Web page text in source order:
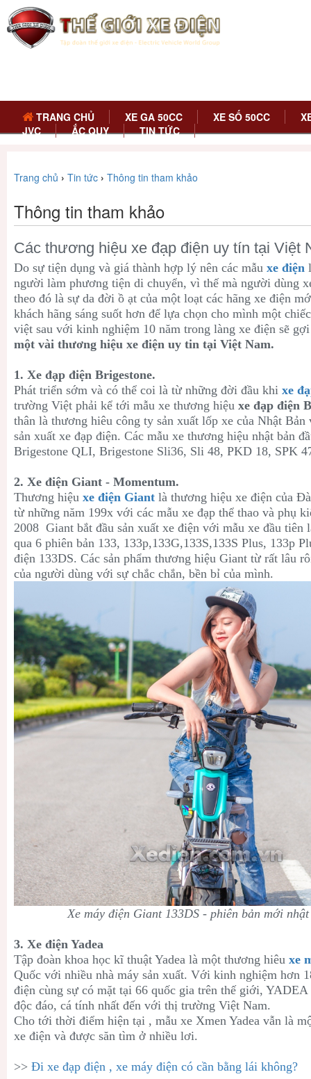
TRANG CHỦ XE GA 50CC XE SỐ 50CC
JVC
ẮC QUY TIN TỨC
Trang chủ › Tin tức › Thông tin tham khảo
Thông tin tham khảo
Các thương hiệu xe đạp điện uy tín tại Việt
Do sự tiện dụng và giá thành hợp lý nên các mẫu xe điện
người làm phương tiện di chuyển, vì thế mà người dùng
theo đó là sự da đời ồ ạt của một loạt các hãng xe điện
khách hãng sáng suốt hơn để lựa chọn cho mình một
việt sau với kinh nghiệm 10 năm trong làng xe điện sẽ
một vài thương hiệu xe điện uy tin tại Việt Nam.
1. Xe đạp điện Brigestone.
Phát triển sớm và có thể coi là từ những đời đầu khi xe
trường Việt phải kể tới mẫu xe thương hiệu xe đạp điện
thân là thương hiêu công ty sản xuất lốp xe của Nhật
sản xuất xe đạp điện. Các mẫu xe thương hiệu nhật bản
Brigestone QLI, Brigestone Sli36, Sli 48, PKD 18, SPK
2. Xe điện Giant - Momentum.
Thương hiệu xe điện Giant là thương hiệu xe điện của
từ những năm 199x với các mẫu xe đạp thể thao và phụ
2008 Giant bắt đầu sản xuất xe điện với mẫu xe đầu tiên
qua 6 phiên bản 133, 133p,133G,133S,133S Plus, 133p
điện 133DS. Các sản phẩm thương hiệu Giant từ rất lâu
của người dùng với sự chắc chắn, bền bỉ của mình.
Xe máy điện Giant 133DS - phiên bản mới
3. Xe điện Yadea
Tập đoàn khoa học kĩ thuật Yadea là một thương hiêu xe
Quốc với nhiều nhà máy sản xuất. Với kinh nghiệm hơn
điện cùng sự có mặt tại 66 quốc gia trên thế giới,
độc đáo, cá tính nhất đến với thị trường Việt Nam.
Cho tới thời điểm hiện tại , mẫu xe Xmen Yadea vẫn là
xe điện và được săn tìm ở nhiều lơi.
>> Đi xe đạp điện , xe máy điện có cần bằng lái không?